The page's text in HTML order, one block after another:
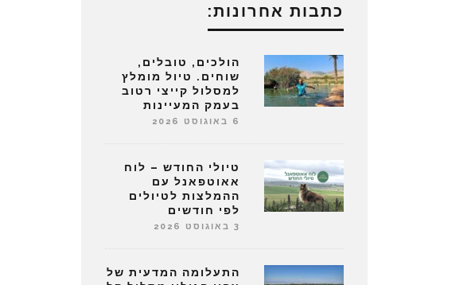
כתבות אחרונות:
הולכים, טובלים,
שוחים. טיול מומלץ
למסלול קייצי רטוב
בעמק המעיינות
6 באוגוסט 2026
טיולי החודש – לוח
אאוטפאנל עם
ההמלצות לטיולים
לפי חודשים
3 באוגוסט 2026
התעלומה המדעית של